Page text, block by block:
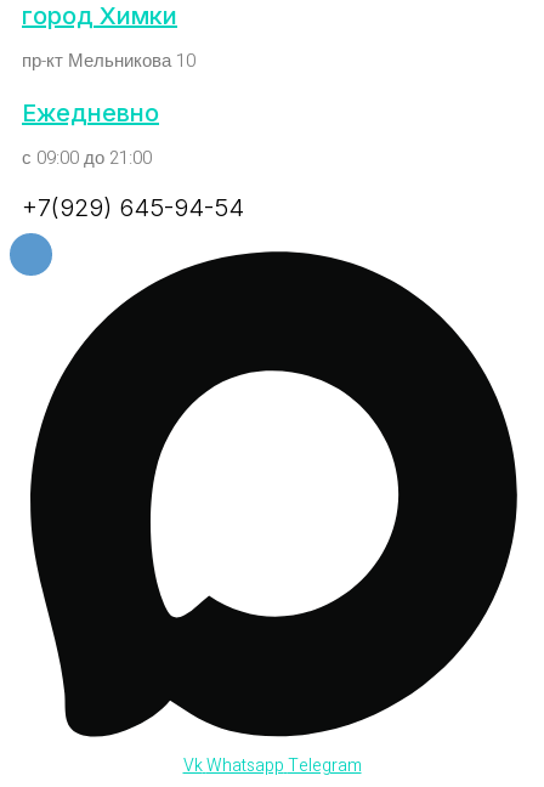
город Химки
пр-кт Мельникова 10
Ежедневно
с 09:00 до 21:00
+7(929) 645-94-54
VkWhatsappTelegram